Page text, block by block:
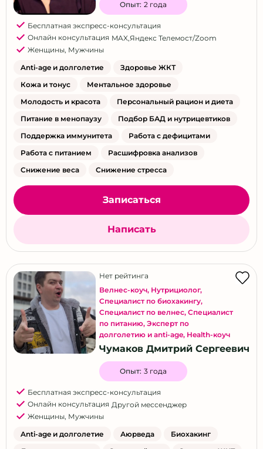
Опыт: 2 года
Бесплатная экспресс-консультация
Онлайн консультация MAX,Яндекс Телемост/Zoom
Женщины, Мужчины
Anti-age и долголетие
Здоровье ЖКТ
Кожа и тонус
Ментальное здоровье
Молодость и красота
Персональный рацион и диета
Питание в менопаузу
Подбор БАД и нутрицевтиков
Поддержка иммунитета
Работа с дефицитами
Работа с питанием
Расшифровка анализов
Снижение веса
Снижение стресса
Записаться
Написать
Нет рейтинга
Велнес-коуч, Нутрициолог,
Специалист по биохакингу,
Специалист по велнес, Специалист
по питанию, Эксперт по
долголетию и anti-age, Health-коуч
Чумаков Дмитрий Сергеевич
Опыт: 3 года
Бесплатная экспресс-консультация
Онлайн консультация Другой мессенджер
Женщины, Мужчины
Anti-age и долголетие Аюрведа
Биохакинг